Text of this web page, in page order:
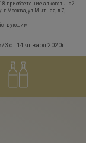
приобретение алкогольной
г.Москва, ул.Мытная, д.7,
от 14 января 2020г.